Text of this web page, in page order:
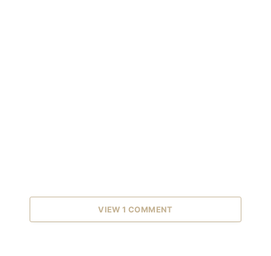
VIEW 1 COMMENT